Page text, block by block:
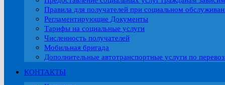
Правила для получателей при социальном
Регламентирующие Документы
Тарифы на социальные услуги
Численность получателей
Мобильная бригада
Дополнительные автотранспортные услуги по
КОНТАКТЫ